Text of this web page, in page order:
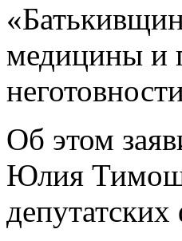
медицины и
Об этом
Юлия